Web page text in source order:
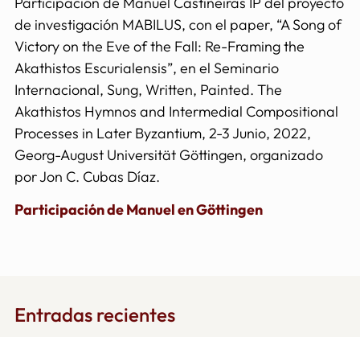
de investigación MABILUS, con el paper, “A Song of
Victory on the Eve of the Fall: Re-Framing the
Akathistos Escurialensis”, en el Seminario
Internacional, Sung, Written, Painted. The
Akathistos Hymnos and Intermedial Compositional
Processes in Later Byzantium, 2-3 Junio, 2022,
Georg-August Universität Göttingen, organizado
por Jon C. Cubas Díaz.
Participación de Manuel en Göttingen
Entradas recientes